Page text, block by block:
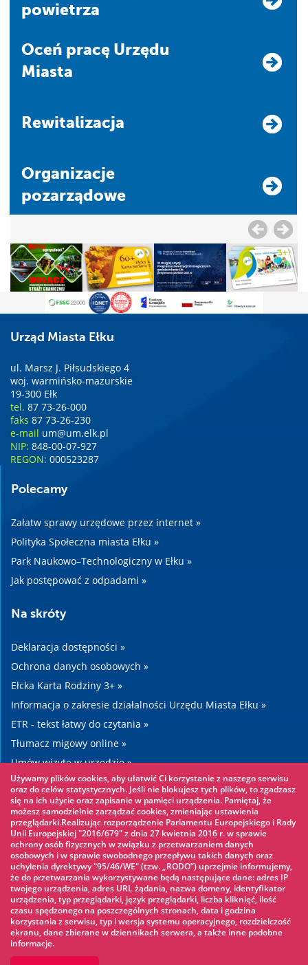
powietrza
Oceń pracę Urzędu
Miasta
Rewitalizacja
Organizacje
pozarządowe
Urząd Miasta Ełku
ul. Marsz J. Piłsudskiego 4
woj. warmińsko-mazurskie
19-300 Ełk
tel. 87 73-26-000
faks 87 73-26-230
e-mail um@um.elk.pl
NIP: 848-00-07-927
REGON: 000523287
Polecamy
Załatw sprawy urzędowe przez internet »
Polityka Społeczna miasta Ełku »
Park Naukowo–Technologiczny w Ełku »
Jak postępować z odpadami »
Na skróty
Deklaracja dostępności »
Ochrona danych osobowych »
Ełcka Karta Rodziny 3+ »
Informacja o zakresie działalności Urzędu Miasta Ełku »
ETR - tekst łatwy do czytania »
Tłumacz migowy online »
Umów wizytę w urzędzie »
Drogi »
Warto zobaczyć
Park linowy »
Park Wodny »
Lodowisko »
KINOECK »
Muzeum »
Używamy plików cookies, aby ułatwić Ci korzystanie z naszego serwisu
oraz do celów statystycznych. Jeśli nie blokujesz tych plików, to zgadzasz
się na ich użycie oraz zapisanie w pamięci urządzenia. Pamiętaj, że
możesz samodzielnie zarządzać cookies, zmieniając ustawienia
przeglądarki.Realizując rozporządzenie Parlamentu Europejskiego i Rady
Unii Europejskiej "2016/679" z dnia 27 kwietnia 2016 r. w sprawie
ochrony osób fizycznych w związku z przetwarzaniem danych
osobowych i w sprawie swobodnego przepływu takich danych oraz
uchylenia dyrektywy "95/46/WE" (tzw. „RODO”) uprzejmie informujemy,
że do przetwarzania wykorzystywane będą następujące dane: adres IP
twojego urządzenia, adres URL żądania, nazwa domeny, identyfikator
urządzenia, typ przeglądarki, język przeglądarki, liczba kliknięć, ilość
czasu spędzonego na poszczególnych stronach, data i godzina
korzystania z serwisu, typ i wersja systemu operacyjnego, rozdzielczość
ekranu, dane zbierane w dziennikach serwera, a także inne podobne
informacje.